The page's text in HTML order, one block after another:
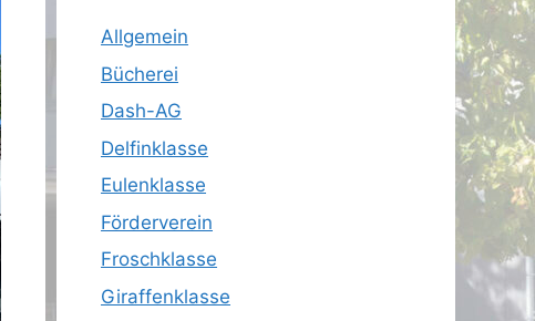
Allgemein
Bücherei
Dash-AG
Delfinklasse
Eulenklasse
Förderverein
Froschklasse
Giraffenklasse